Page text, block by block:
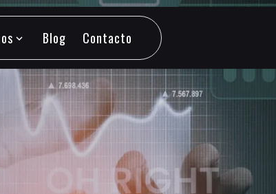
expand_more
Blog
Contacto